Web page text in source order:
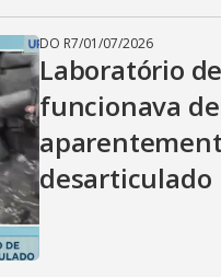
DO R7/01/07/2026
Laboratório
funcionava
desarticulado